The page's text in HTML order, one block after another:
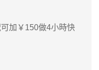
加￥150做4小時快